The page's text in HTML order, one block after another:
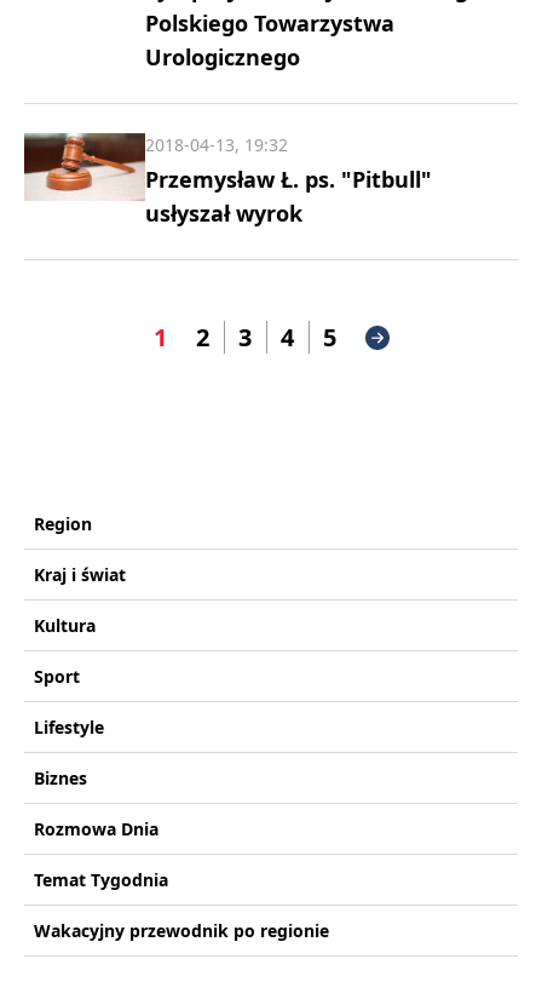
Polskiego Towarzystwa
Urologicznego
Przemysław Ł. ps. "Pitbull"
usłyszał wyrok
2018-04-13, 19:32
1 2 3 4 5
Region
Kraj i świat
Kultura
Sport
Lifestyle
Biznes
Rozmowa Dnia
Temat Tygodnia
Wakacyjny przewodnik po regionie